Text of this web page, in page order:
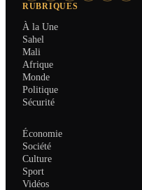
RUBRIQUES
À la Une
Sahel
Mali
Afrique
Monde
Politique
Sécurité
Économie
Société
Culture
Sport
Vidéos